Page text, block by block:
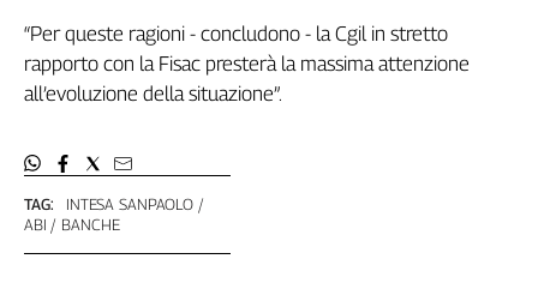
Collettiva
Play
Collettiva
Talk
La
settimana
TAG:
INTESA SANPAOLO
ABI
BANCHE
“Per queste ragioni - concludono - la Cgil in stretto
rapporto con la Fisac presterà la massima attenzione
all’evoluzione della situazione”.